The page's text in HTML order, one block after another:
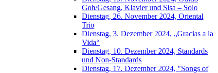
Goh/Gesang, Klavier und Sisa – Solo
Dienstag, 26. November 2024, Oriental
Trio
Dienstag, 3. Dezember 2024, „Gracias a la
Vida“
Dienstag, 10. Dezember 2024, Standards
und Non-Standards
Dienstag, 17. Dezember 2024, "Songs of